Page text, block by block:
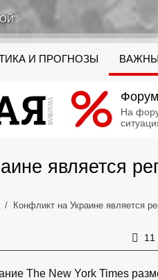
И ПРОГНОЗЫ
На
является
Конфликт на Украине является
The New York Times